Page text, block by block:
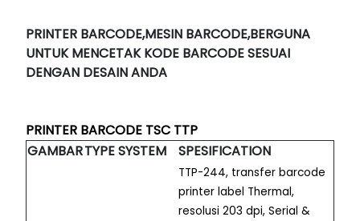
PRINTER BARCODE,MESIN BARCODE,BERGUNA
UNTUK MENCETAK KODE BARCODE SESUAI
DENGAN DESAIN ANDA
PRINTER BARCODE TSC TTP
GAMBARTYPESYSTEM SPESIFICATION
TTP-244, transfer barcode
printer label Thermal,
resolusi 203 dpi, Serial &